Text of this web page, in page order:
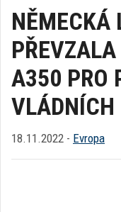
NĚMECKÁ
A350 PRO
VLÁDNÍCH
18.11.2022 - Evropa